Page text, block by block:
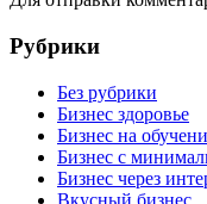
Рубрики
Без рубрики
Бизнес здоровье
Бизнес на
Бизнес с
Бизнес через
Вкусный бизнес